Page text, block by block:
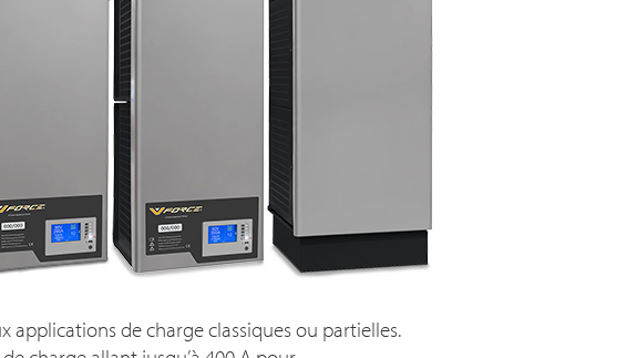
applications de charge classiques ou partielles.